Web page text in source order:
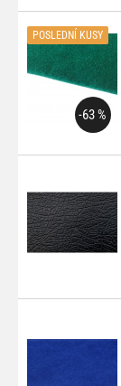
-63 %
POSLEDNÍ KUSY